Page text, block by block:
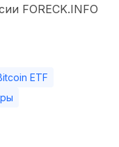
FORECK.INFO
ETF